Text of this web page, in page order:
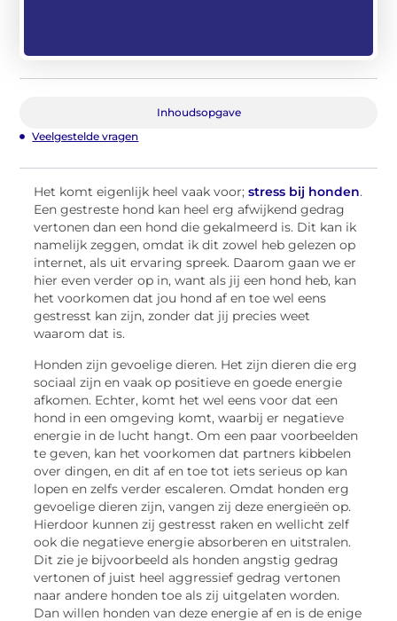
Inhoudsopgave
Veelgestelde vragen
Het komt eigenlijk heel vaak voor;stress bij honden.
Een gestreste hond kan heel erg afwijkend gedrag
vertonen dan een hond die gekalmeerd is. Dit kan ik
namelijk zeggen, omdat ik dit zowel heb gelezen op
internet, als uit ervaring spreek. Daarom gaan we er
hier even verder op in, want als jij een hond heb, kan
het voorkomen dat jou hond af en toe wel eens
gestresst kan zijn, zonder dat jij precies weet
waarom dat is.
Honden zijn gevoelige dieren. Het zijn dieren die erg
sociaal zijn en vaak op positieve en goede energie
afkomen. Echter, komt het wel eens voor dat een
hond in een omgeving komt, waarbij er negatieve
energie in de lucht hangt. Om een paar voorbeelden
te geven, kan het voorkomen dat partners kibbelen
over dingen, en dit af en toe tot iets serieus op kan
lopen en zelfs verder escaleren. Omdat honden erg
gevoelige dieren zijn, vangen zij deze energieën op.
Hierdoor kunnen zij gestresst raken en wellicht zelf
ook die negatieve energie absorberen en uitstralen.
Dit zie je bijvoorbeeld als honden angstig gedrag
vertonen of juist heel aggressief gedrag vertonen
naar andere honden toe als zij uitgelaten worden.
Dan willen honden van deze energie af en is de enige